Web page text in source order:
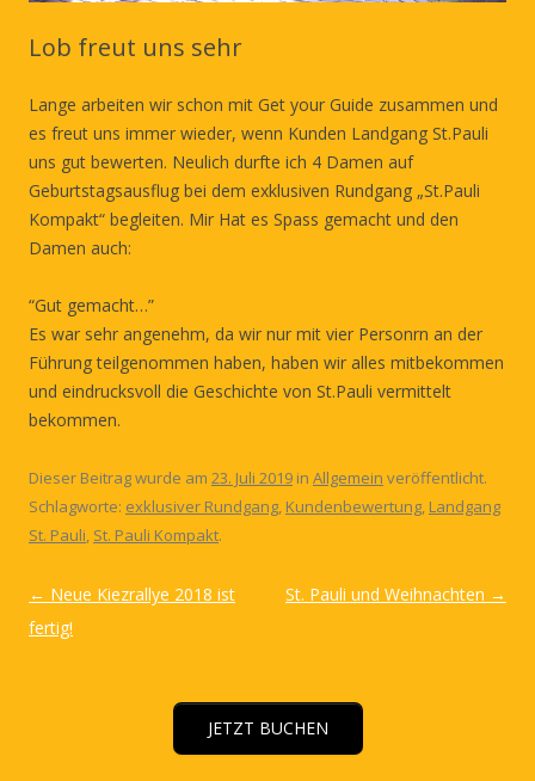
Lob freut uns sehr
Lange arbeiten wir schon mit Get your Guide zusammen und
es freut uns immer wieder, wenn Kunden Landgang St.Pauli
uns gut bewerten. Neulich durfte ich 4 Damen auf
Geburtstagsausflug bei dem exklusiven Rundgang „St.Pauli
Kompakt“ begleiten. Mir Hat es Spass gemacht und den
Damen auch:
“Gut gemacht…”
Es war sehr angenehm, da wir nur mit vier Personrn an der
Führung teilgenommen haben, haben wir alles mitbekommen
und eindrucksvoll die Geschichte von St.Pauli vermittelt
bekommen.
Dieser Beitrag wurde am 23. Juli 2019 in Allgemein veröffentlicht.
Schlagworte: exklusiver Rundgang, Kundenbewertung, Landgang
St. Pauli, St. Pauli Kompakt.
Artikel-
Navigation
← Neue Kiezrallye 2018 ist
fertig!
St. Pauli und Weihnachten →
JETZT BUCHEN